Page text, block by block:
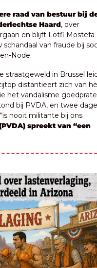
raad van bestuur bij
Haard, over
en blijft Lotfi Mostefa
van fraude bij
Node.
in Brussel
distantieert zich van
het vandalisme
bij PVDA, en twee
nooit militante bij ons
spreekt van “een